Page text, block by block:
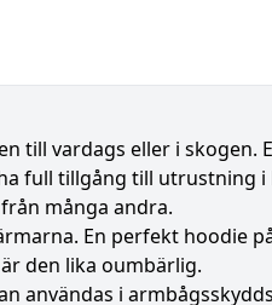
till vardags eller i skogen.
full tillgång till utrustning
många andra.
En perfekt hoodie
den lika oumbärlig.
användas i